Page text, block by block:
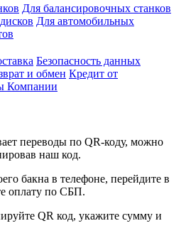
Для балансировочных станков
Для автомобильных
Безопасность данных
и обмен Кредит от
Компании
переводы по QR-коду, можно
наш код.
бакна в телефоне, перейдите в
оплату по СБП.
QR код, укажите сумму и